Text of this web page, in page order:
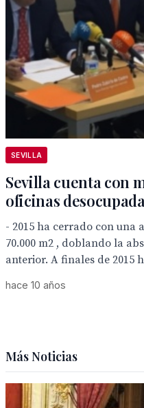
SEVILLA
Sevilla cuenta con
oficinas
- 2015 ha cerrado con una
70.000 m2 , doblando la
anterior. A finales de 2015
hace 10 años
Más Noticias